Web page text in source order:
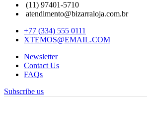
(11) 97401-5710
atendimento@bizarraloja.com.br
+77 (334) 555 0111
XTEMOS@EMAIL.COM
Newsletter
Contact Us
FAQs
Subscribe us